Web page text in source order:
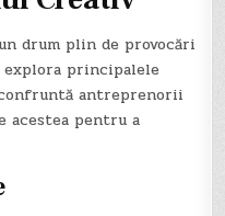
drum plin de provocări
principalele
antreprenorii
acestea pentru a